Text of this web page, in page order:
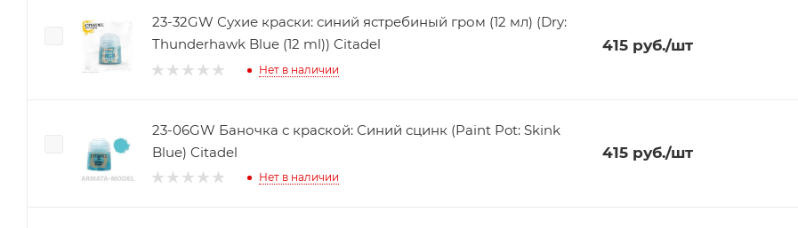
23-32GW Сухие краски: синий ястребиный гром (12 мл) (Dry:
Thunderhawk Blue (12 ml)) Citadel
Нет в наличии
415руб./шт
23-06GW Баночка с краской: Синий сцинк (Paint Pot: Skink
Blue) Citadel
Нет в наличии
415руб./шт